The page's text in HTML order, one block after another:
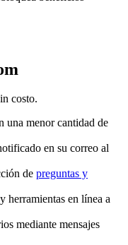
costo.
una menor cantidad de
en su correo al
de preguntas y
herramientas en línea a
mediante mensajes